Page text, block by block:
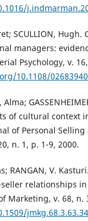
SCULLION, Hugh.
managers:
Psychology, v.
10.1108/
of cultural context
of Personal Selling
n. 1, p. 1-9, 2000.
RANGAN, V.
relationships
Marketing, v. 68, n.